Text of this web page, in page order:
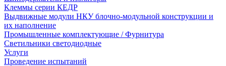
Клеммы серии КЕДР
Выдвижные модули НКУ блочно-модульной конструкции и
их наполнение
Промышленные комплектующие / Фурнитура
Светильники светодиодные
Услуги
Проведение испытаний